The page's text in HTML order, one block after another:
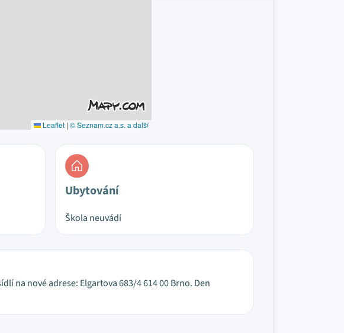
Leaflet | © Seznam.cz a.s. a další
Ubytování
Škola neuvádí
na nové adrese: Elgartova 683/4 614 00 Brno. Den